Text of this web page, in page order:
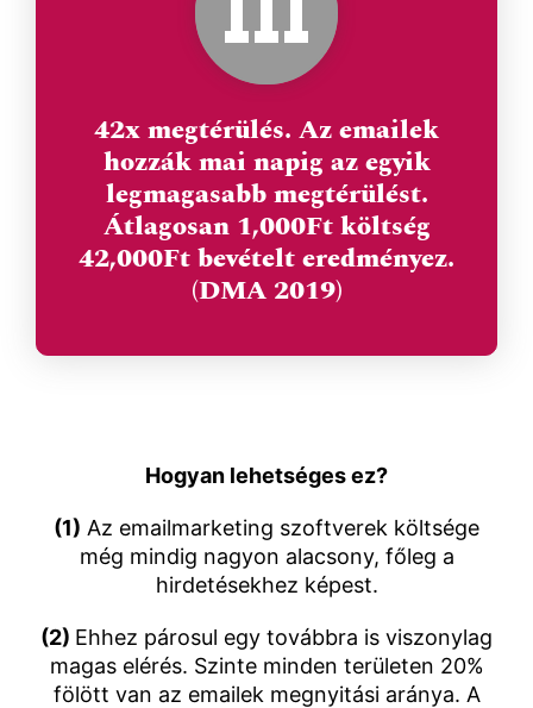
42x megtérülés. Az emailek
hozzák mai napig az egyik
legmagasabb megtérülést.
Átlagosan 1,000Ft költség
42,000Ft bevételt eredményez.
(DMA 2019)
Hogyan lehetséges ez?
(1) Az emailmarketing szoftverek költsége
még mindig nagyon alacsony, főleg a
hirdetésekhez képest.
(2) Ehhez párosul egy továbbra is viszonylag
magas elérés. Szinte minden területen 20%
fölött van az emailek megnyitási aránya. A